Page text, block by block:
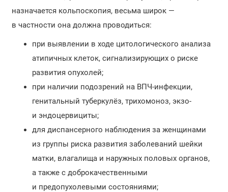
назначается кольпоскопия, весьма широк —
в частности она должна проводиться:
при выявлении в ходе цитологического анализа
атипичных клеток, сигнализирующих о риске
развития опухолей;
при наличии подозрений на ВПЧ-инфекции,
генитальный туберкулёз, трихомоноз, экзо-
и эндоцервициты;
для диспансерного наблюдения за женщинами
из группы риска развития заболеваний шейки
матки, влагалища и наружных половых органов,
а также с доброкачественными
и предопухолевыми состояниями;